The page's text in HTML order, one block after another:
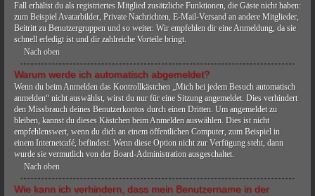
Fall erhältst du als registriertes Mitglied zusätzliche Funktionen, die Gäste nicht haben:
zum Beispiel Avatarbilder, Private Nachrichten, E-Mail-Versand an andere Mitglieder,
Beitritt zu Benutzergruppen und so weiter. Wir empfehlen dir eine Anmeldung, da sie
schnell erledigt ist und dir zahlreiche Vorteile bringt.
Nach oben
Warum werde ich automatisch abgemeldet?
Wenn du beim Anmelden das Kontrollkästchen „Mich bei jedem Besuch automatisch
anmelden“ nicht auswählst, wirst du nur für eine Sitzung angemeldet. Dies verhindert
den Missbrauch deines Benutzerkontos durch einen Dritten. Um angemeldet zu
bleiben, kannst du dieses Kästchen beim Anmelden auswählen. Dies ist nicht
empfehlenswert, wenn du dich an einem öffentlichen Computer, zum Beispiel in
einem Internetcafé, befindest. Wenn diese Option nicht zur Verfügung steht, dann
wurde sie vermutlich von der Board-Administration ausgeschaltet.
Nach oben
Wie kann ich verhindern, dass mein Benutzername in der